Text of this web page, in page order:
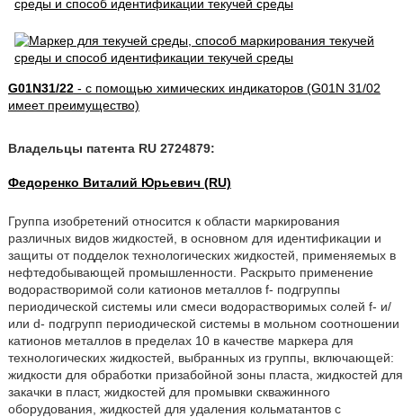
G01N31/22- с помощью химических индикаторов (G01N 31/02
имеет преимущество)
Владельцы патента RU 2724879:
Федоренко Виталий Юрьевич (RU)
Группа изобретений относится к области маркирования
различных видов жидкостей, в основном для идентификации и
защиты от подделок технологических жидкостей, применяемых в
нефтедобывающей промышленности. Раскрыто применение
водорастворимой соли катионов металлов f- подгруппы
периодической системы или смеси водорастворимых солей f- и/
или d- подгрупп периодической системы в мольном соотношении
катионов металлов в пределах 10 в качестве маркера для
технологических жидкостей, выбранных из группы, включающей:
жидкости для обработки призабойной зоны пласта, жидкостей для
закачки в пласт, жидкостей для промывки скважинного
оборудования, жидкостей для удаления кольматантов с